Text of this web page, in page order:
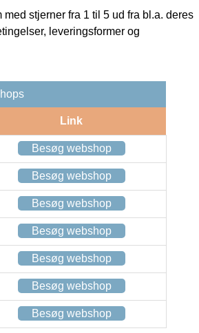
stjerner fra 1 til 5 ud fra bl.a. deres
leveringsformer og
Link
Besøg webshop
Besøg webshop
Besøg webshop
Besøg webshop
Besøg webshop
Besøg webshop
Besøg webshop